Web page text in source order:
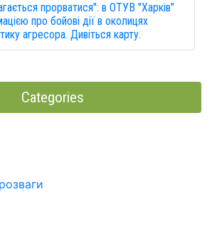
прорватися": в ОТУВ "Харків"
про бойові дії в околицях
агресора. Дивіться карту.
Categories